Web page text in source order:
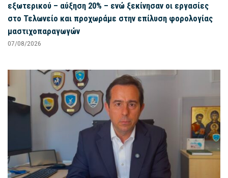
εξωτερικού – αύξηση 20% – ενώ ξεκίνησαν οι εργασίες
στο Τελωνείο και προχωράμε στην επίλυση φορολογίας
μαστιχοπαραγωγών
07/08/2026